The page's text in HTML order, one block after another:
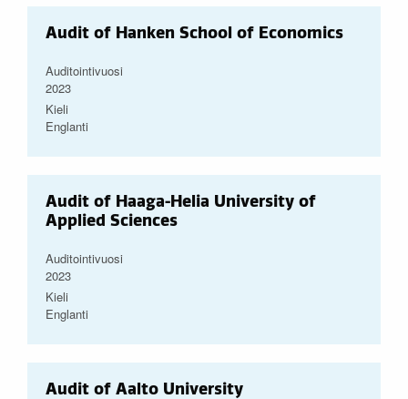
Audit of Hanken School of Economics
Auditointivuosi
2023
Kieli
Englanti
Audit of Haaga-Helia University of
Applied Sciences
Auditointivuosi
2023
Kieli
Englanti
Audit of Aalto University